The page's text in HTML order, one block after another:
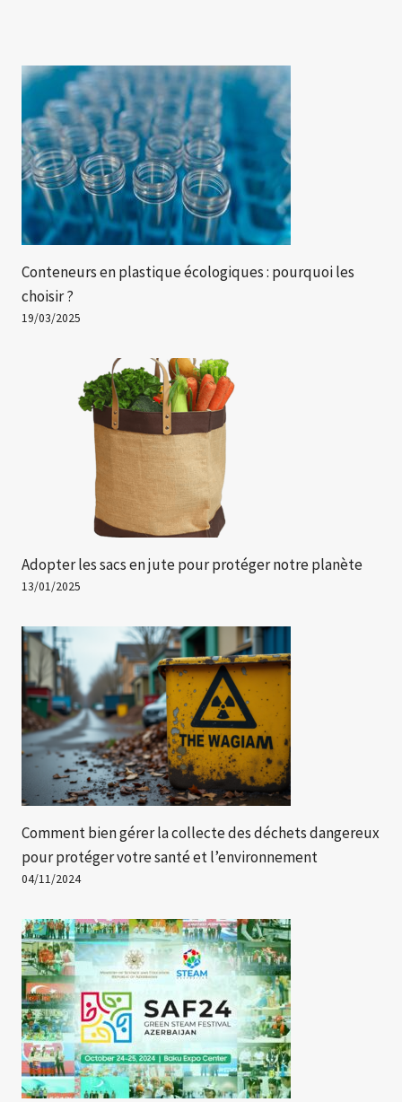
Conteneurs en plastique écologiques : pourquoi les
choisir ?
19/03/2025
Adopter les sacs en jute pour protéger notre planète
13/01/2025
Comment bien gérer la collecte des déchets dangereux
pour protéger votre santé et l’environnement
04/11/2024